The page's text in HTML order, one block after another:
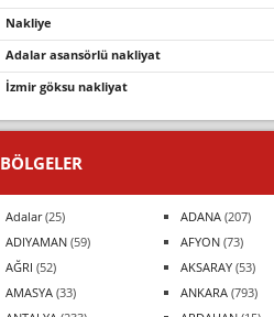
nakliye
adalar asansörlü nakliyat
izmir göksu nakliyat
BÖLGELER
Adalar(25) ADANA (207)
ADIYAMAN (59) AFYON (73)
AĞRI (52) AKSARAY (53)
AMASYA (33) ANKARA (793)